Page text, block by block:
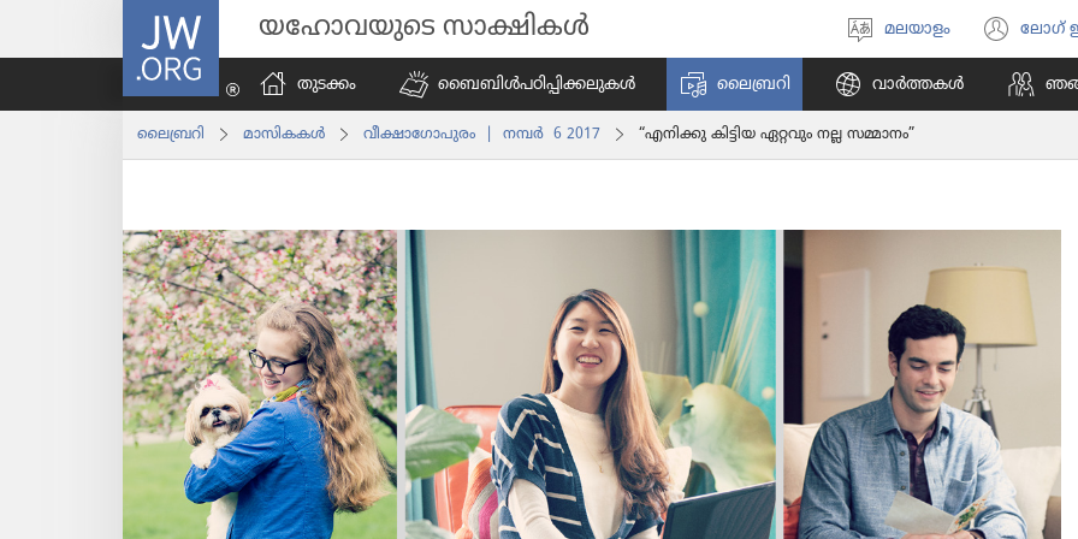
JW.ORG യഹോവയുടെ സാക്ഷികൾ
ഭാഷ
മലയാളം ലോഗ്
തുടക്കം ബൈബിൾപ​ഠി​പ്പി​ക്ക​ലു​കൾ ലൈബ്രറി വാർത്തകൾ
ലൈബ്രറി മാസി​കകൾ വീക്ഷാഗോപുരം | നമ്പര്‍ 6 2017 “എനിക്കു കിട്ടിയ ഏറ്റവും നല്ല സമ്മാനം”